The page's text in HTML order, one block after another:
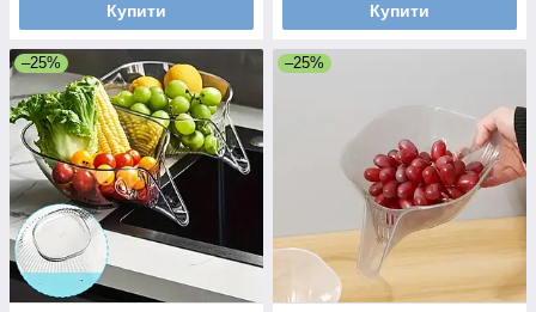
Купити Купити
–25% –25%